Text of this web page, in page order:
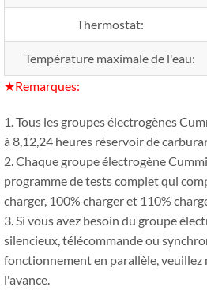
Thermostat:
Température maximale de l'eau:
★Remarques:
1. Tous les groupes électrogènes
à 8,12,24 heures réservoir de
2. Chaque groupe électrogène
programme de tests complet qui
charger, 100% charger et 110%
3. Si vous avez besoin du groupe
silencieux, télécommande ou
fonctionnement en parallèle, veuillez
l'avance.